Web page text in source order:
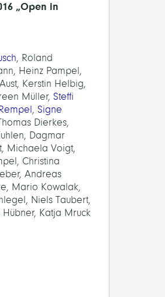
„Open in
, Roland
Heinz Pampel,
Kerstin Helbig,
Müller, Steffi
, Signe
Dierkes,
Dagmar
Michaela Voigt,
Christina
Andreas
Mario Kowalak,
Niels Taubert,
Katja Mruck